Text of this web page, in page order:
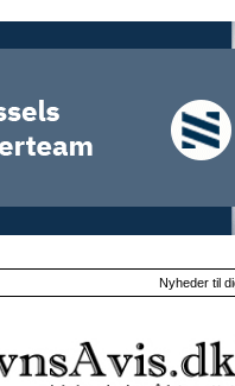
Nyheder til